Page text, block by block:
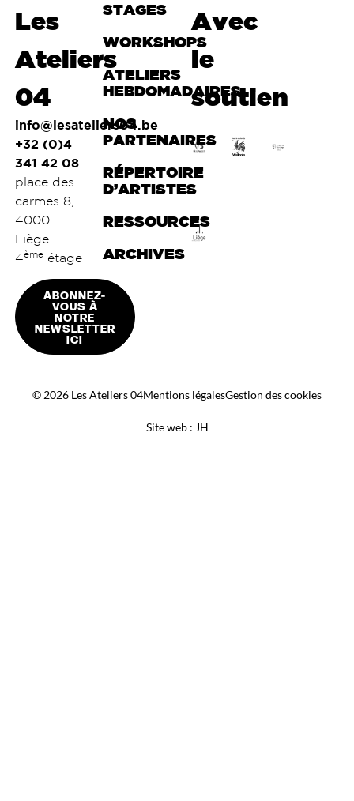
Les
Ateliers
04
info@lesateliers04.be
+32 (0)4
341 42 08
place des
carmes 8,
4000
Liège
4èmeétage
ABONNEZ-
VOUS À
NOTRE
NEWSLETTER
ICI
STAGES
WORKSHOPS
ATELIERS
HEBDOMADAIRES
NOS
PARTENAIRES
RÉPERTOIRE
D’ARTISTES
RESSOURCES
ARCHIVES
Avec
le
soutien
© 2026 Les Ateliers 04Mentions légalesGestion des cookies
Site web : JH